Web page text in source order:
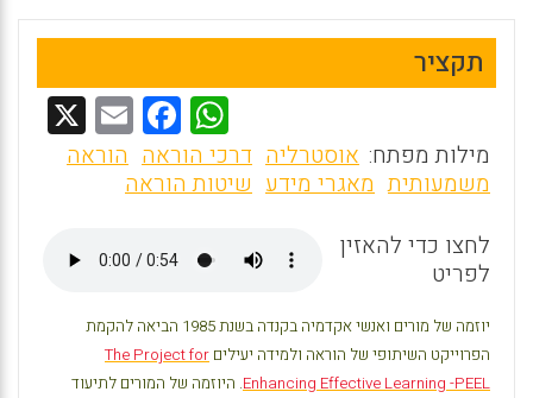
תקציר
W
h
at
A
p
F
a
ce
o
o
k
E
m מילות מפתח: אוסטרליה דרכי הוראה הוראה
משמעותית מאגרי מידע שיטות הוראה
לחצו כדי להאזין
לפריט
יוזמה של מורים ואנשי אקדמיה בקנדה בשנת 1985 הביאה להקמת
הפרוייקט השיתופי של הוראה ולמידה יעילים The Project for
Enhancing Effective Learning -PEEL. היוזמה של המורים לתיעוד